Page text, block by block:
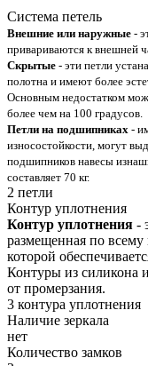
Система петель
Внешние или наружные -
привариваются к внешней
Скрытые - эти петли
полотна и имеют более
Основным недостатком
более чем на 100 градусов.
Петли на подшипниках -
износостойкости, могут
подшипников навесы
составляет 70 кг.
2 петли
Контур уплотнения
Контур уплотнения -
размещенная по всему
которой
Контуры из силикона
от промерзания.
3 контура уплотнения
Наличие зеркала
нет
Количество замков